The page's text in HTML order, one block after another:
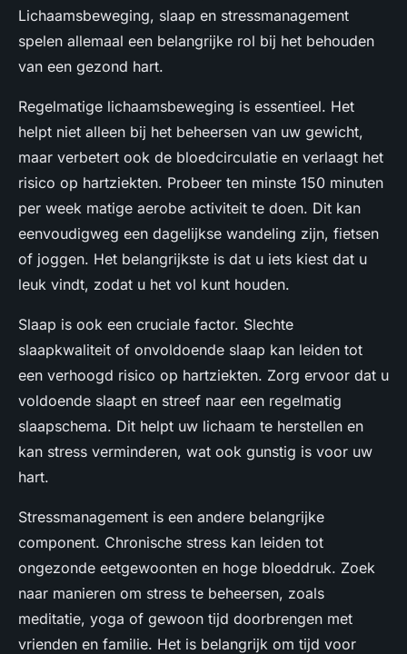
Lichaamsbeweging, slaap en stressmanagement
spelen allemaal een belangrijke rol bij het behouden
van een gezond hart.
Regelmatige lichaamsbeweging is essentieel. Het
helpt niet alleen bij het beheersen van uw gewicht,
maar verbetert ook de bloedcirculatie en verlaagt het
risico op hartziekten. Probeer ten minste 150 minuten
per week matige aerobe activiteit te doen. Dit kan
eenvoudigweg een dagelijkse wandeling zijn, fietsen
of joggen. Het belangrijkste is dat u iets kiest dat u
leuk vindt, zodat u het vol kunt houden.
Slaap is ook een cruciale factor. Slechte
slaapkwaliteit of onvoldoende slaap kan leiden tot
een verhoogd risico op hartziekten. Zorg ervoor dat u
voldoende slaapt en streef naar een regelmatig
slaapschema. Dit helpt uw lichaam te herstellen en
kan stress verminderen, wat ook gunstig is voor uw
hart.
Stressmanagement is een andere belangrijke
component. Chronische stress kan leiden tot
ongezonde eetgewoonten en hoge bloeddruk. Zoek
naar manieren om stress te beheersen, zoals
meditatie, yoga of gewoon tijd doorbrengen met
vrienden en familie. Het is belangrijk om tijd voor